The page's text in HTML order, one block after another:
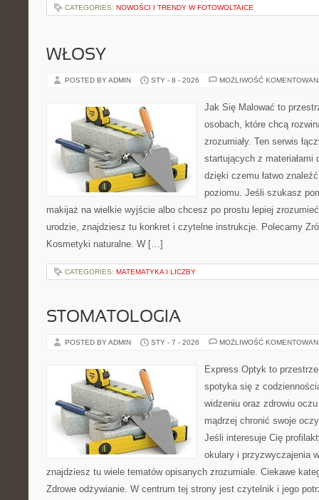
CATEGORIES: NOWOŚCI I TRENDY W FOTOWOLTAICE
WŁOSY
POSTED BY ADMIN STY - 8 - 2026 MOŻLIWOŚĆ
Jak Się Malować to
osobach, które chcą
zrozumiały. Ten serwis
startujących z materiałami
dzięki czemu łatwo
poziomu. Jeśli szukasz
makijaż na wielkie wyjście albo chcesz po prostu lepiej
urodzie, znajdziesz tu konkret i czytelne instrukcje. Polecamy
Kosmetyki naturalne. W […]
CATEGORIES: MATEMATYKA I LICZBY
STOMATOLOGIA
POSTED BY ADMIN STY - 7 - 2026 MOŻLIWOŚĆ
Express Optyk to
spotyka się z
widzeniu oraz zdrowiu
mądrzej chronić swoje
Jeśli interesuje Cię
okulary i przyzwyczajenia
znajdziesz tu wiele tematów opisanych zrozumiale. Ciekawe
Zdrowe odżywianie. W centrum tej strony jest czytelnik i jego